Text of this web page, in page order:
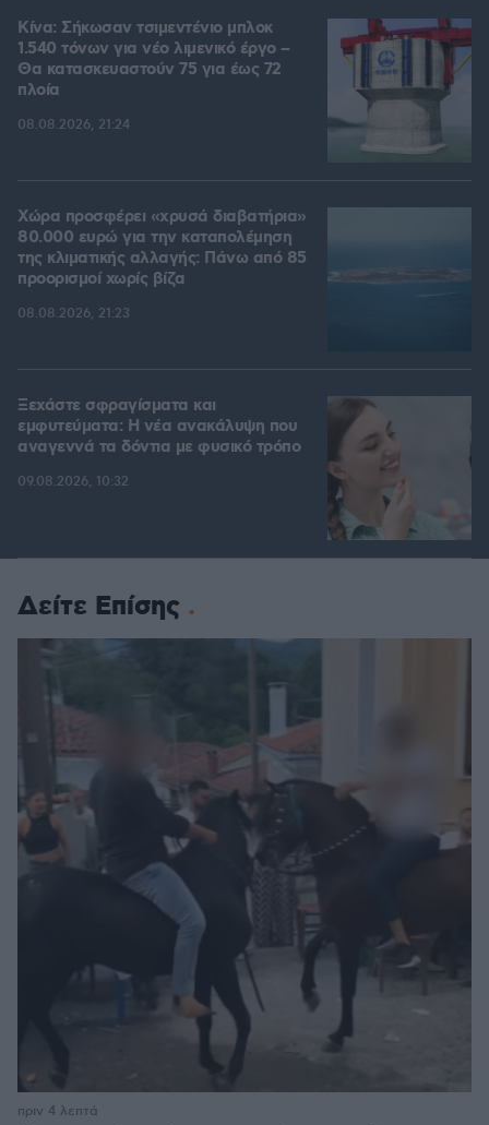
Κίνα: Σήκωσαν τσιμεντένιο μπλοκ
1.540 τόνων για νέο λιμενικό έργο –
Θα κατασκευαστούν 75 για έως 72
πλοία
08.08.2026, 21:24
Χώρα προσφέρει «χρυσά διαβατήρια»
80.000 ευρώ για την καταπολέμηση
της κλιματικής αλλαγής: Πάνω από 85
προορισμοί χωρίς βίζα
08.08.2026, 21:23
Ξεχάστε σφραγίσματα και
εμφυτεύματα: Η νέα ανακάλυψη που
αναγεννά τα δόντια με φυσικό τρόπο
09.08.2026, 10:32
Δείτε Επίσης
πριν 4 λεπτά